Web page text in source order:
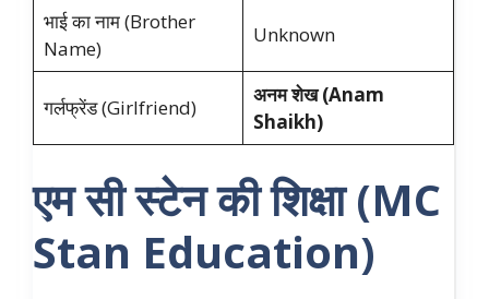
भाई का नाम (Brother
Name)
Unknown
गर्लफ्रेंड (Girlfriend)
अनम शेख (Anam
Shaikh)
एम सी स्टेन की शिक्षा (MC
Stan Education)